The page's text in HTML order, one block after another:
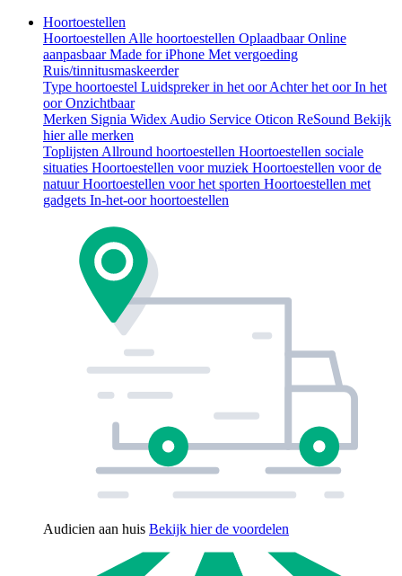
Hoortoestellen
Hoortoestellen Alle hoortoestellen OplaadbaarOnline
aanpasbaarMade for iPhone Met vergoeding
Ruis/tinnitusmaskeerder
Type hoortoestel Luidspreker in het oorAchter het oorIn het
oorOnzichtbaar
Merken Signia Widex Audio Service Oticon ReSound Bekijk
hier alle merken
Toplijsten Allround hoortoestellen Hoortoestellen sociale
situaties Hoortoestellen voor muziek Hoortoestellen voor de
natuurHoortoestellen voor het sporten Hoortoestellen met
gadgets In-het-oor hoortoestellen
Audicien aan huis Bekijk hier de voordelen